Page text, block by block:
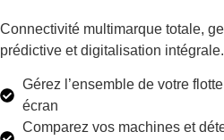
Connectivité multimarque totale,
prédictive et digitalisation intégrale.
Gérez l’ensemble de votre
écran
Comparez vos machines et